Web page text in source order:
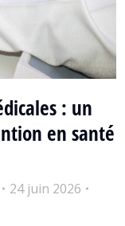
: un
en santé
24 juin 2026